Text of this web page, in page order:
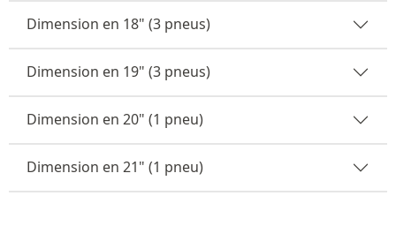
Dimension en 18" (3 pneus)
Dimension en 19" (3 pneus)
Dimension en 20" (1 pneu)
Dimension en 21" (1 pneu)